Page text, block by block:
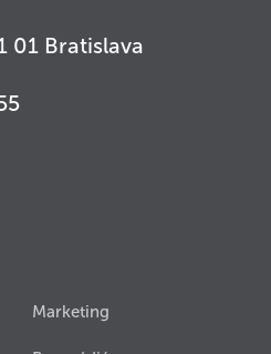
01 Bratislava
Marketing